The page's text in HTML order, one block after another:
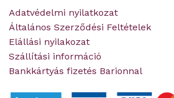
Adatvédelmi nyilatkozat
Általános Szerződési Feltételek
Elállási nyilakozat
Szállítási információ
Bankkártyás fizetés Barionnal